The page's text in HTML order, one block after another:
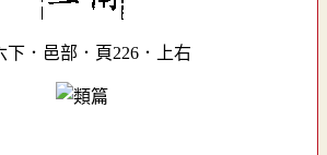
下．邑部．頁226．上右